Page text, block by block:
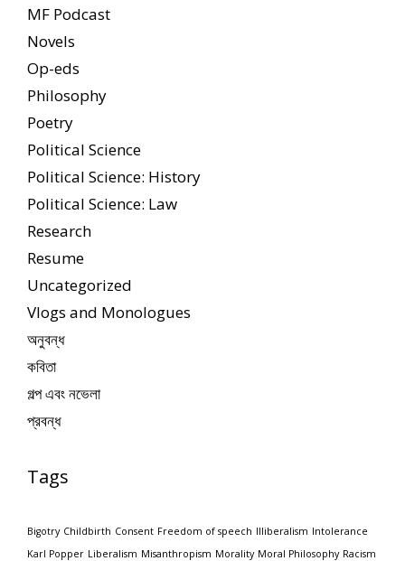
MF Podcast
Novels
Op-eds
Philosophy
Poetry
Political Science
Political Science: History
Political Science: Law
Research
Resume
Uncategorized
Vlogs and Monologues
অনুবন্ধ
কবিতা
গল্প এবং নভেলা
প্রবন্ধ
Tags
Bigotry Childbirth Consent Freedom of speech Illiberalism Intolerance
Karl Popper Liberalism Misanthropism Morality Moral Philosophy Racism